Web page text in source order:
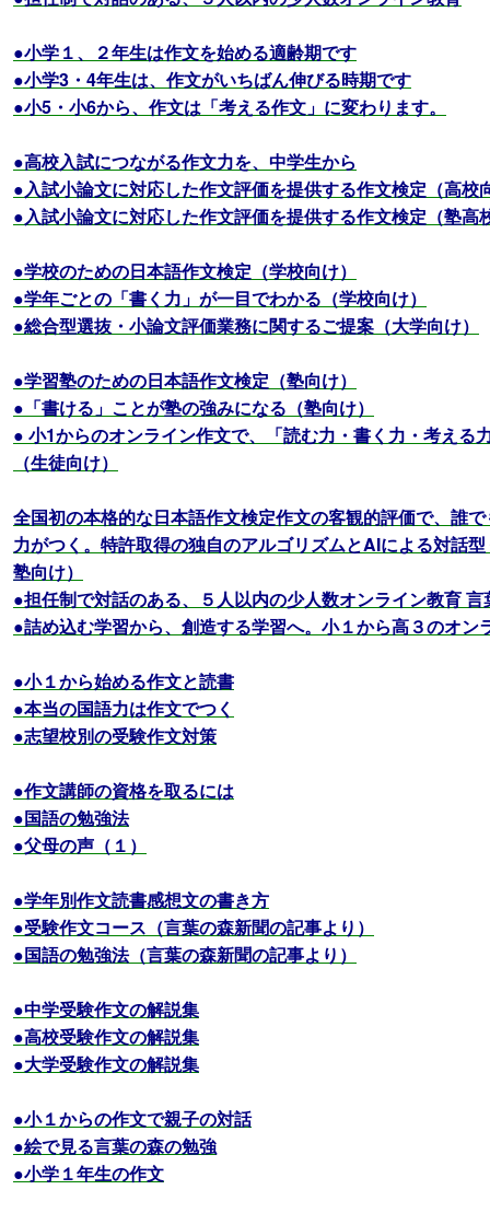
●小学１、２年生は作文を始める適齢期です
●小学3・4年生は、作文がいちばん伸びる時期です
●小5・小6から、作文は「考える作文」に変わります。
●高校入試につながる作文力を、中学生から
●入試小論文に対応した作文評価を提供する作文検定（高校
●入試小論文に対応した作文評価を提供する作文検定（塾高
●学校のための日本語作文検定（学校向け）
●学年ごとの「書く力」が一目でわかる（学校向け）
●総合型選抜・小論文評価業務に関するご提案（大学向け）
●学習塾のための日本語作文検定（塾向け）
●「書ける」ことが塾の強みになる（塾向け）
● 小1からのオンライン作文で、「読む力・書く力・考える
（生徒向け）
全国初の本格的な日本語作文検定作文の客観的評価で、誰
力がつく。特許取得の独自のアルゴリズムとAIによる対話
塾向け）
●担任制で対話のある、５人以内の少人数オンライン教育 言
●詰め込む学習から、創造する学習へ。小１から高３のオン
●小１から始める作文と読書
●本当の国語力は作文でつく
●志望校別の受験作文対策
●作文講師の資格を取るには
●国語の勉強法
●父母の声（１）
●学年別作文読書感想文の書き方
●受験作文コース（言葉の森新聞の記事より）
●国語の勉強法（言葉の森新聞の記事より）
●中学受験作文の解説集
●高校受験作文の解説集
●大学受験作文の解説集
●小１からの作文で親子の対話
●絵で見る言葉の森の勉強
●小学１年生の作文